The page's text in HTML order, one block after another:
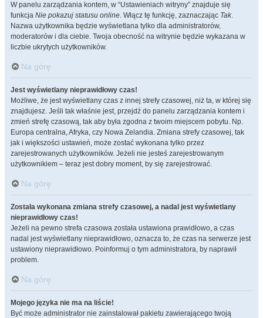
W panelu zarządzania kontem, w “Ustawieniach witryny” znajduje się
funkcja Nie pokazuj statusu online. Włącz tę funkcję, zaznaczając Tak.
Nazwa użytkownika będzie wyświetlana tylko dla administratorów,
moderatorów i dla ciebie. Twoja obecność na witrynie będzie wykazana w
liczbie ukrytych użytkowników.
Na górę
Jest wyświetlany nieprawidłowy czas!
Możliwe, że jest wyświetlany czas z innej strefy czasowej, niż ta, w której się
znajdujesz. Jeśli tak właśnie jest, przejdź do panelu zarządzania kontem i
zmień strefę czasową, tak aby była zgodna z twoim miejscem pobytu. Np.
Europa centralna, Afryka, czy Nowa Zelandia. Zmiana strefy czasowej, tak
jak i większości ustawień, może zostać wykonana tylko przez
zarejestrowanych użytkowników. Jeżeli nie jesteś zarejestrowanym
użytkownikiem – teraz jest dobry moment, by się zarejestrować.
Na górę
Została wykonana zmiana strefy czasowej, a nadal jest wyświetlany
nieprawidłowy czas!
Jeżeli na pewno strefa czasowa została ustawiona prawidłowo, a czas
nadal jest wyświetlany nieprawidłowo, oznacza to, że czas na serwerze jest
ustawiony nieprawidłowo. Poinformuj o tym administratora, by naprawił
problem.
Na górę
Mojego języka nie ma na liście!
Być może administrator nie zainstalował pakietu zawierającego twoją